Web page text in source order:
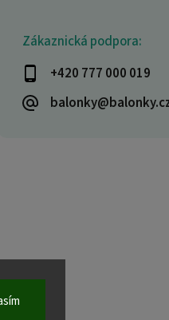
Zákaznická podpora:
+420 777 000 019